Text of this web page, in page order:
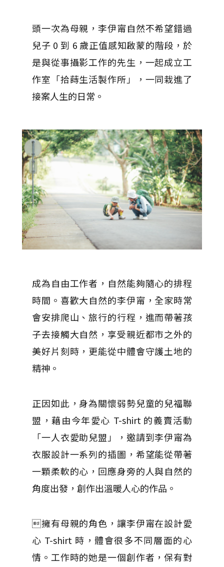
頭一次為母親，李伊甯自然不希望錯過
兒子 0 到 6 歲正值感知啟蒙的階段，於
是與從事攝影工作的先生，一起成立工
作室「拾蒔生活製作所」，一同栽進了
接案人生的日常。
成為自由工作者，自然能夠隨心的排程
時間。喜歡大自然的李伊甯，全家時常
會安排爬山、旅行的行程，進而帶著孩
子去接觸大自然，享受親近都市之外的
美好片刻時，更能從中體會守護土地的
精神。
正因如此，身為關懷弱勢兒童的兒福聯
盟，藉由今年愛心 T-shirt 的義賣活動
「一人衣愛助兒盟」，邀請到李伊甯為
衣服設計一系列的插圖，希望能從帶著
一顆柔軟的心，回應身旁的人與自然的
角度出發，創作出溫暖人心的作品。
擁有母親的角色，讓李伊甯在設計愛
心 T-shirt 時，體會很多不同層面的心
情。工作時的她是一個創作者，保有對